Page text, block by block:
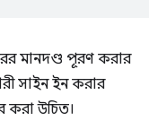
মানদণ্ড পূরণ করার
সাইন ইন করার
করা উচিত।